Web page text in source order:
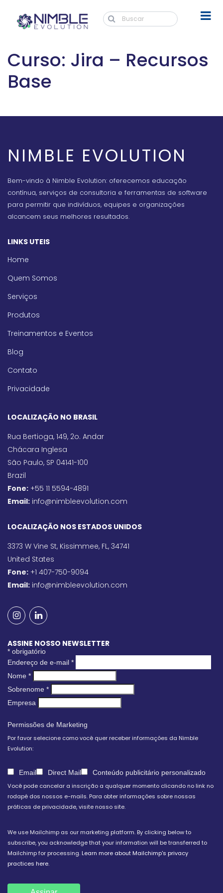
Curso: Jira – Recursos
Base
NIMBLE EVOLUTION
Bem-vindo à Nimble Evolution: oferecemos educação
contínua, serviços de consultoria e ferramentas de software
para permitir que indivíduos, equipes e organizações
alcancem seus melhores resultados.
LINKS UTEIS
Home
Quem Somos
Serviços
Produtos
Treinamentos e Eventos
Blog
Contato
Privacidade
LOCALIZAÇÃO NO BRASIL
Rua Bertioga, 149, 2o. Andar
Chácara Inglesa
São Paulo, SP 04141-100
Brazil
Fone: +55 11 5594-4891
Email: info@nimbleevolution.com
LOCALIZAÇÃO NOS ESTADOS UNIDOS
3373 W Vine St, Kissimmee, FL, 34741
United States
Fone: +1 407-750-9094
Email: info@nimbleevolution.com
ASSINE NOSSO NEWSLETTER
* obrigatório
Endereço de e-mail *
Nome *
Sobrenome *
Empresa
Permissões de Marketing
Por favor selecione como você quer receber informações da Nimble
Evolution:
Email Direct Mail
Conteúdo publicitário personalizado
Você pode cancelar a inscrição a qualquer momento clicando no link no
rodapé dos nossos e-mails. Para obter informações sobre nossas
práticas de privacidade, visite nosso site.
We use Mailchimp as our marketing platform. By clicking below to
subscribe, you acknowledge that your information will be transferred to
Mailchimp for processing.Learn more about Mailchimp's privacy
practices here.